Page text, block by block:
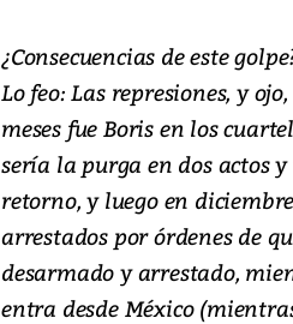
¿Consecuencias de este
Lo feo: Las represiones, y
meses fue Boris en los
sería la purga en dos actos
retorno, y luego en
arrestados por órdenes de
desarmado y arrestado,
entra desde México